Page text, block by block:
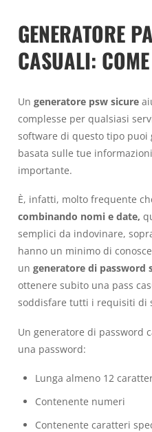
GENERATORE
CASUALI:
Un generatore psw sicure
complesse per qualsiasi
software di questo tipo puoi
basata sulle tue
importante.
È, infatti, molto frequente
combinando nomi e date,
semplici da indovinare,
hanno un minimo di
un generatore di password
ottenere subito una pass
soddisfare tutti i requisiti di
Un generatore di password
una password:
Lunga almeno 12
Contenente numeri
Contenente caratteri